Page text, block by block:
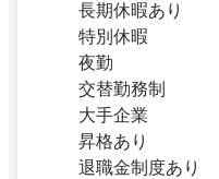
長期休暇あり
特別休暇
夜勤
交替勤務制
大手企業
昇格あり
退職金制度あり